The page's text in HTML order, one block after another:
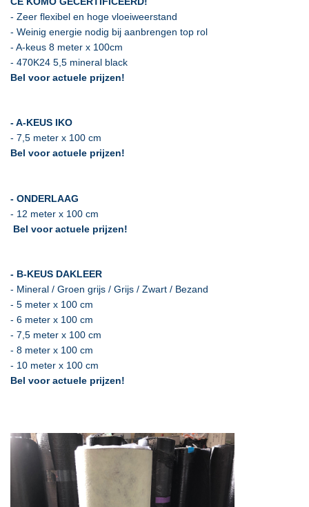
- Zeer flexibel en hoge vloeiweerstand
- Weinig energie nodig bij aanbrengen top rol
- A-keus 8 meter x 100cm
- 470K24 5,5 mineral black
Bel voor actuele prijzen!
- A-KEUS IKO
- 7,5 meter x 100 cm
Bel voor actuele prijzen!
- ONDERLAAG
- 12 meter x 100 cm
Bel voor actuele prijzen!
- B-KEUS DAKLEER
- Mineral / Groen grijs / Grijs / Zwart / Bezand
- 5 meter x 100 cm
- 6 meter x 100 cm
- 7,5 meter x 100 cm
- 8 meter x 100 cm
- 10 meter x 100 cm
Bel voor actuele prijzen!